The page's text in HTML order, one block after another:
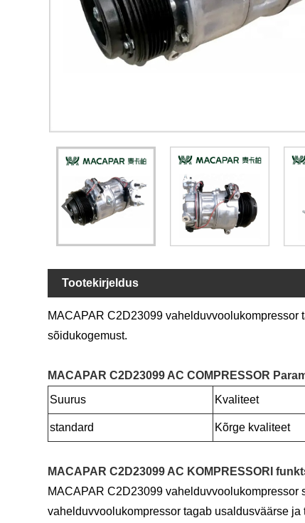
Tootekirjeldus
MACAPAR C2D23099
sõidukogemust.
MACAPAR C2D23099 AC COMPRESSOR
Suurus
Kvaliteet
standard Kõrge kvaliteet
MACAPAR C2D23099 AC KOMPRESSORI
MACAPAR C2D23099
vahelduvvoolukompressor tagab usaldusväärse